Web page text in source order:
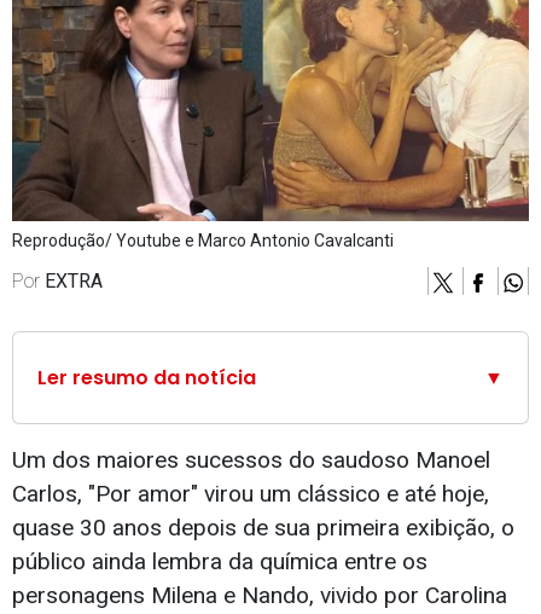
Reprodução/ Youtube e Marco Antonio Cavalcanti
Por EXTRA
Ler resumo da notícia ▼
Um dos maiores sucessos do saudoso Manoel
Carlos, "Por amor" virou um clássico e até hoje,
quase 30 anos depois de sua primeira exibição, o
público ainda lembra da química entre os
personagens Milena e Nando, vivido por Carolina